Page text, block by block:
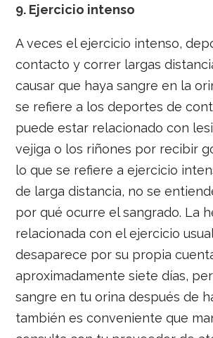
9. Ejercicio intenso
A veces el ejercicio intenso,
contacto y correr largas
causar que haya sangre en la
se refiere a los deportes de
puede estar relacionado con
vejiga o los riñones por recibir
lo que se refiere a ejercicio
de larga distancia, no se
por qué ocurre el sangrado. La
relacionada con el ejercicio
desaparece por su propia
aproximadamente siete días,
sangre en tu orina después de
también es conveniente que